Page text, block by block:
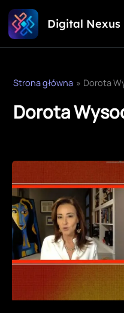
Przejdź
do
treści
Digital Nexus
Strona główna Dorota
Dorota